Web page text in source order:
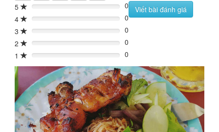
5 0%
0
4
0%
0
3
0%
0
2
0%
0
1
0% 0
Viết bài đánh giá